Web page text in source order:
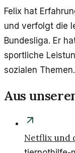
Felix hat
und verfolgt die
Bundesliga. Er
sportliche
sozialen Themen.
Aus
Netflix und